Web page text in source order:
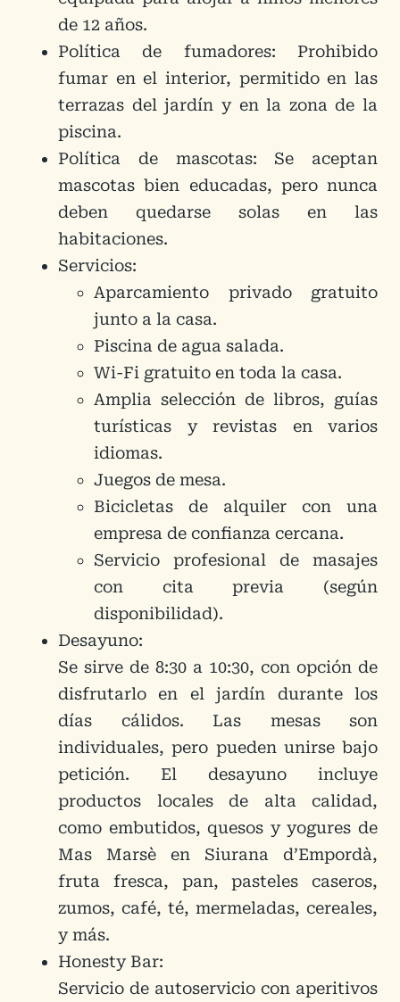
de 12 años.
Política de fumadores: Prohibido
fumar en el interior, permitido en las
terrazas del jardín y en la zona de la
piscina.
Política de mascotas: Se aceptan
mascotas bien educadas, pero nunca
deben quedarse solas en las
habitaciones.
Servicios:
Aparcamiento privado gratuito
junto a la casa.
Piscina de agua salada.
Wi-Fi gratuito en toda la casa.
Amplia selección de libros, guías
turísticas y revistas en varios
idiomas.
Juegos de mesa.
Bicicletas de alquiler con una
empresa de confianza cercana.
Servicio profesional de masajes
con cita previa (según
disponibilidad).
Desayuno:
Se sirve de 8:30 a 10:30, con opción de
disfrutarlo en el jardín durante los
días cálidos. Las mesas son
individuales, pero pueden unirse bajo
petición. El desayuno incluye
productos locales de alta calidad,
como embutidos, quesos y yogures de
Mas Marsè en Siurana d’Empordà,
fruta fresca, pan, pasteles caseros,
zumos, café, té, mermeladas, cereales,
y más.
Honesty Bar:
Servicio de autoservicio con aperitivos